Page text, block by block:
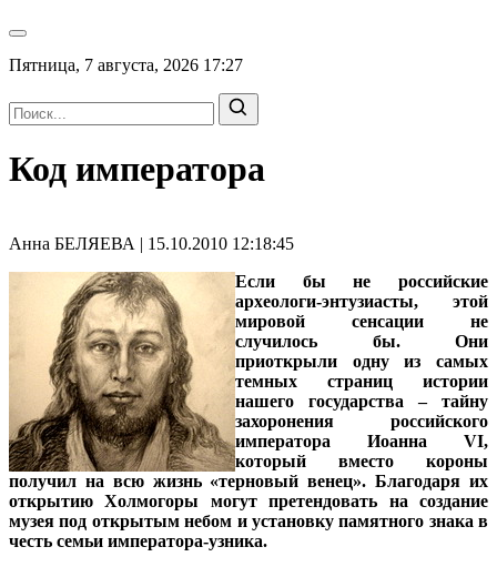
Пятница, 7 августа, 2026 17:27
Код императора
Анна БЕЛЯЕВА | 15.10.2010 12:18:45
Если бы не российские
археологи-энтузиасты, этой
мировой сенсации не
случилось бы. Они
приоткрыли одну из самых
темных страниц истории
нашего государства – тайну
захоронения российского
императора Иоанна VI,
который вместо короны
получил на всю жизнь «терновый венец». Благодаря их
открытию Холмогоры могут претендовать на создание
музея под открытым небом и установку памятного знака в
честь семьи императора-узника.